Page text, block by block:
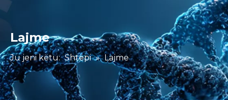
Lajme
Ju jeni këtu: Shtëpi » Lajme